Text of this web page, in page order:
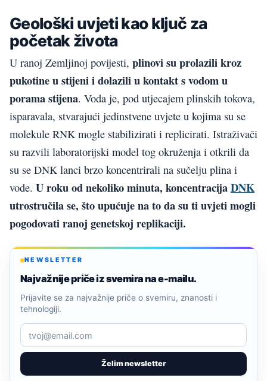
Geološki uvjeti kao ključ za
početak života
U ranoj Zemljinoj povijesti, plinovi su prolazili kroz
pukotine u stijeni i dolazili u kontakt s vodom u
porama stijena. Voda je, pod utjecajem plinskih tokova,
isparavala, stvarajući jedinstvene uvjete u kojima su se
molekule RNK mogle stabilizirati i replicirati. Istraživači
su razvili laboratorijski model tog okruženja i otkrili da
su se DNK lanci brzo koncentrirali na sučelju plina i
vode. U roku od nekoliko minuta, koncentracijaDNK
utrostručila se, što upućuje na to da su ti uvjeti mogli
pogodovati ranoj genetskoj replikaciji.
NEWSLETTER
Najvažnije priče iz svemira na e-mailu.
Želim newsletter
Prijavite se za najvažnije priče o svemiru, znanosti i
tehnologiji.